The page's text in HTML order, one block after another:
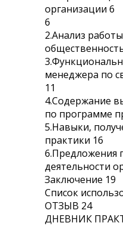
организации 6
6
2.Анализ
менеджера по
11
4.Содержание
по программе
5.Навыки,
практики 16
6.Предложения
деятельности
Заключение 19
Список
ОТЗЫВ 24
ДНЕВНИК